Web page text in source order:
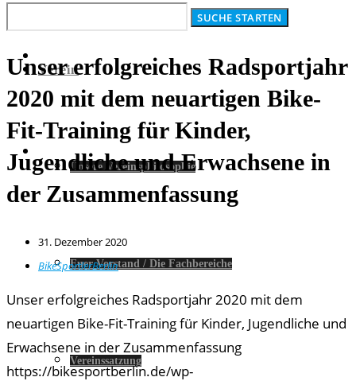
Verein
Unsere Vereinsphilosophie
Euer Vorstand / Die Fachbereiche
Vereinssatzung
Unser erfolgreiches Radsportjahr
2020 mit dem neuartigen Bike-
Fit-Training für Kinder,
Jugendliche und Erwachsene in
der Zusammenfassung
31. Dezember 2020
BikeSportlerBerlin
Unser erfolgreiches Radsportjahr 2020 mit dem
neuartigen Bike-Fit-Training für Kinder, Jugendliche und
Erwachsene in der Zusammenfassung
https://bikesportberlin.de/wp-